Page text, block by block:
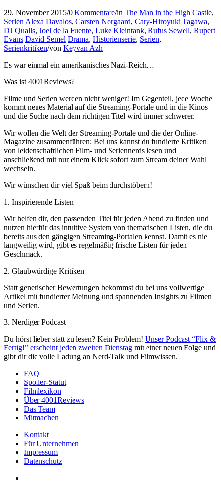
29. November 2015/0 Kommentare/in The Man in the High Castle,
Serien Alexa Davalos, Carsten Norgaard, Cary-Hiroyuki Tagawa,
DJ Qualls, Joel de la Fuente, Luke Kleintank, Rufus Sewell, Rupert
Evans David Semel Drama, Historienserie, Serien,
Serienkritiken/von Keyvan Azh
Es war einmal ein amerikanisches Nazi-Reich…
Was ist 4001Reviews?
Filme und Serien werden nicht weniger! Im Gegenteil, jede Woche
kommt neues Material auf die Streaming-Portale und in die Kinos
und die Suche nach dem richtigen Titel wird immer schwerer.
Wir wollen die Welt der Streaming-Portale und die der Online-
Magazine zusammenführen: Bei uns kannst du fundierte Kritiken
von leidenschaftlichen Film- und Seriennerds lesen und
anschließend mit nur einem Klick sofort zum Stream deiner Wahl
wechseln.
Wir wünschen dir viel Spaß beim durchstöbern!
1. Inspirierende Listen
Wir helfen dir, den passenden Titel für jeden Abend zu finden und
nutzen hierfür das intuitive System von thematischen Listen, die du
bereits aus den gängigen Streaming-Portalen kennst. Damit es nie
langweilig wird, gibt es regelmäßig frische Listen für jeden
Geschmack.
2. Glaubwürdige Kritiken
Statt generischer Bewertungen bekommst du bei uns vollwertige
Artikel mit fundierter Meinung und spannenden Insights zu Filmen
und Serien.
3. Nerdiger Podcast
Du hörst lieber statt zu lesen? Kein Problem! Unser Podcast “Flix &
Fertig!” erscheint jeden zweiten Dienstag mit einer neuen Folge und
gibt dir die volle Ladung an Nerd-Talk und Filmwissen.
FAQ
Spoiler-Statut
Filmlexikon
Über 4001Reviews
Das Team
Mitmachen
Kontakt
Für Unternehmen
Impressum
Datenschutz